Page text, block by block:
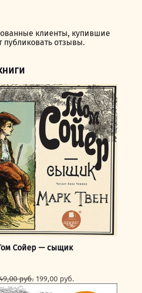
клиенты, купившие
публиковать отзывы.
Сойер — сыщик
руб. Первоначальная
цена
199,00 руб.
цена: